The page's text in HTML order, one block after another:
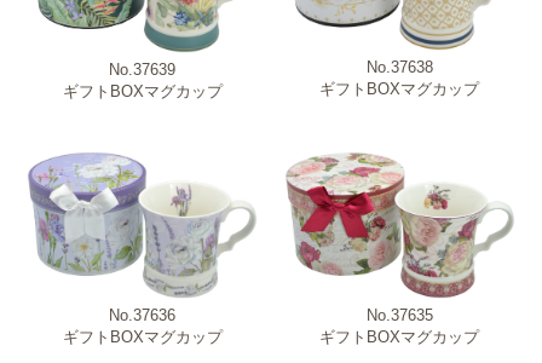
No.37639
ギフトBOXマグカップ
No.37638
ギフトBOXマグカップ
No.37636
ギフトBOXマグカップ
No.37635
ギフトBOXマグカップ